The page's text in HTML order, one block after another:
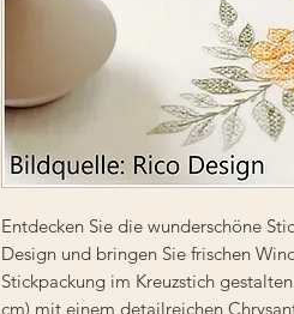
Entdecken Sie die wunderschöne
Design und bringen Sie frischen
Stickpackung im Kreuzstich
cm) mit einem detailreichen